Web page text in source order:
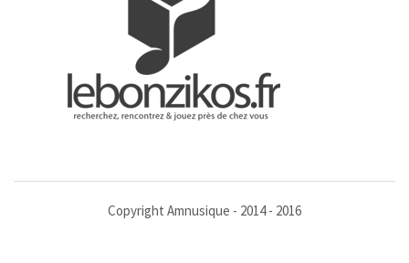
Copyright Amnusique - 2014 - 2016